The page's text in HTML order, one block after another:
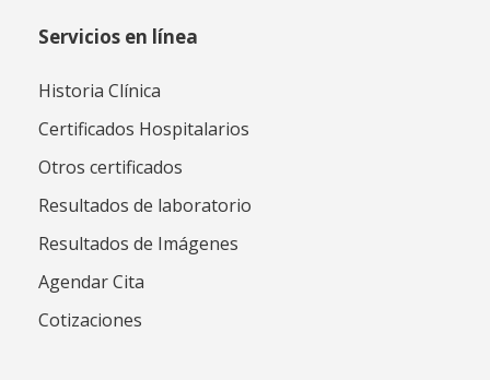
Servicios en línea
Historia Clínica
Certificados Hospitalarios
Otros certificados
Resultados de laboratorio
Resultados de Imágenes
Agendar Cita
Cotizaciones